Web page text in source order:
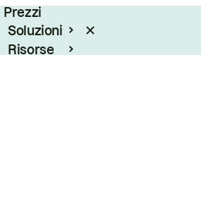
Prezzi
Soluzioni
Risorse